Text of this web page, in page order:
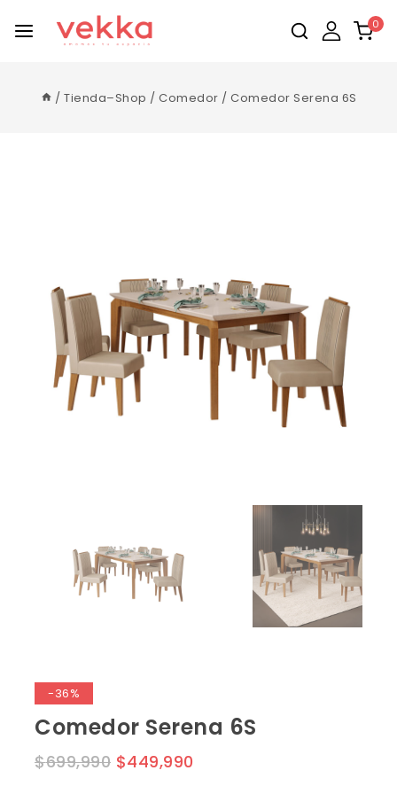
0
/ Tienda–Shop / Comedor / Comedor Serena 6S
-36%
Comedor Serena 6S
$699,990 $449,990